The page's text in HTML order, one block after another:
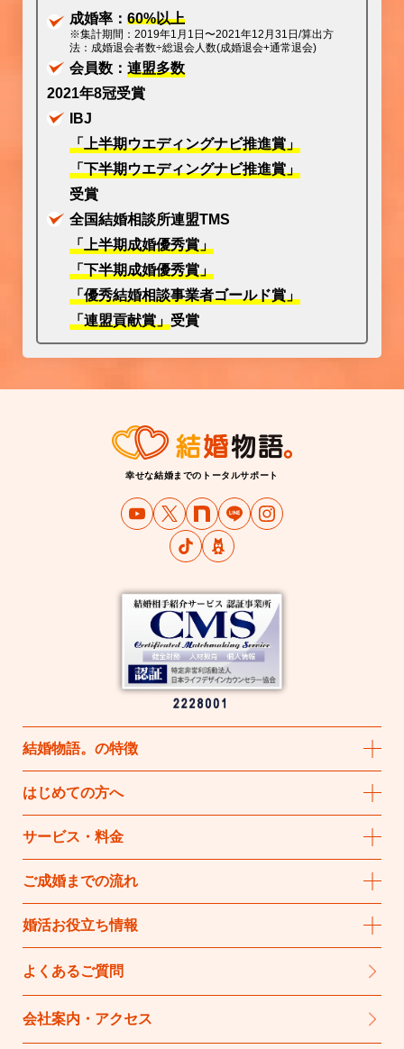
成婚率： 60%以上
※集計期間：2019年1月1日〜2021年12月31日/算出方
法：成婚退会者数÷総退会人数(成婚退会+通常退会)
会員数： 連盟多数
2021年8冠受賞
IBJ
「上半期ウエディングナビ推進賞」
「下半期ウエディングナビ推進賞」
受賞
全国結婚相談所連盟TMS
「上半期成婚優秀賞」
「下半期成婚優秀賞」
「優秀結婚相談事業者ゴールド賞」
「連盟貢献賞」 受賞
幸せな結婚までのトータルサポート
結婚物語。 の特徴
はじめての方へ
サービス・料金
ご成婚までの流れ
婚活お役立ち情報
よくあるご質問
会社案内・アクセス